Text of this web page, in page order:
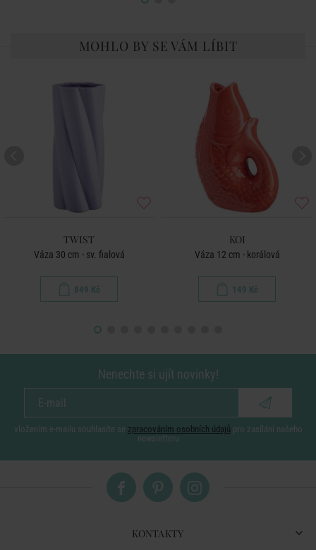
MOHLO BY SE VÁM LÍBIT
TWIST
Váza 30 cm - sv. fialová
849 Kč
KOI
Váza 12 cm - korálová
149 Kč
Nenechte si ujít novinky!
vložením e-mailu souhlasíte se zpracováním osobních údajů pro zasílání našeho
newsletteru
KONTAKTY